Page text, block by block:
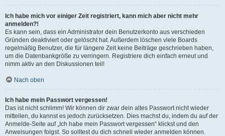
Ich habe mich vor einiger Zeit registriert, kann mich aber nicht mehr
anmelden?!
Es kann sein, dass ein Administrator dein Benutzerkonto aus verschieden
Gründen deaktiviert oder gelöscht hat. Außerdem löschen viele Boards
regelmäßig Benutzer, die für längere Zeit keine Beiträge geschrieben haben,
um die Datenbankgröße zu verringern. Registriere dich einfach erneut und
nimm aktiv an den Diskussionen teil!
Nach oben
Ich habe mein Passwort vergessen!
Das ist nicht schlimm! Wir können dir zwar dein altes Passwort nicht wieder
mitteilen, du kannst es jedoch zurücksetzen. Dies machst du, indem du auf der
Anmelde-Seite auf „Ich habe mein Passwort vergessen“ klickst und den
Anweisungen folgst. So solltest du dich schnell wieder anmelden können.